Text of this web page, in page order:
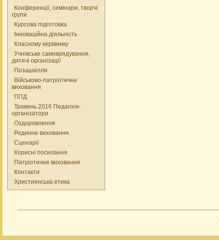
Конференції, семінари, творчі
групи
Курсова підготовка
Інноваційна діяльність
Класному керівнику
Учнівське самоврядування,
дитячі організації
Позашкілля
Військово-патріотичне
виховання
ППД
Травень 2016 Педагоги-
організатори
Оздоровлення
Родинне виховання
Сценарії
Корисні посилання
Патріотичне виховання
Контакти
Християнська етика